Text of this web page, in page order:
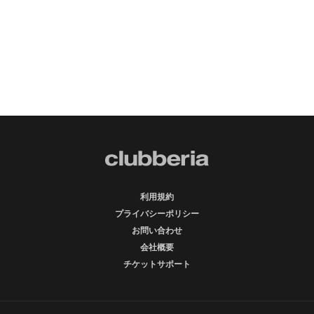
利用規約
プライバシーポリシー
お問い合わせ
会社概要
チケットサポート